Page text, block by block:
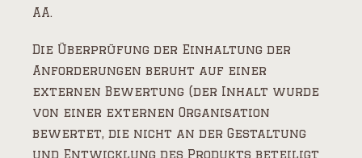
AA.
Die Überprüfung der Einhaltung der
Anforderungen beruht auf einer
externen Bewertung (der Inhalt wurde
von einer externen Organisation
bewertet, die nicht an der Gestaltung
und Entwicklung des Produkts beteiligt